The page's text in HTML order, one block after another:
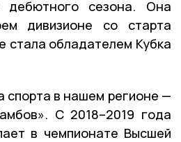
дебютного сезона. Она
дивизионе со старта
стала обладателем Кубка
спорта в нашем регионе —
С 2018–2019 года
в чемпионате Высшей